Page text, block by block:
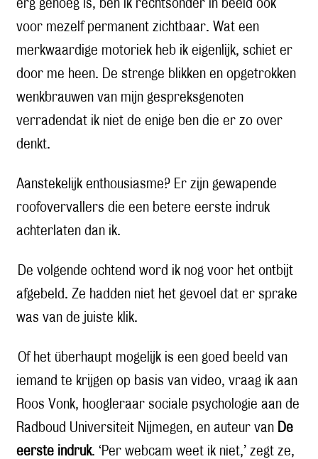
erg genoeg is, ben ik rechtsonder in beeld ook
voor mezelf permanent zichtbaar. Wat een
merkwaardige motoriek heb ik eigenlijk, schiet er
door me heen. De strenge blikken en opgetrokken
wenkbrauwen van mijn gespreksgenoten
verradendat ik niet de enige ben die er zo over
denkt.
Aanstekelijk enthousiasme? Er zijn gewapende
roofovervallers die een betere eerste indruk
achterlaten dan ik.
De volgende ochtend word ik nog voor het ontbijt
afgebeld. Ze hadden niet het gevoel dat er sprake
was van de juiste klik.
Of het überhaupt mogelijk is een goed beeld van
iemand te krijgen op basis van video, vraag ik aan
Roos Vonk, hoogleraar sociale psychologie aan de
Radboud Universiteit Nijmegen, en auteur van De
eerste indruk. ‘Per webcam weet ik niet,’ zegt ze,